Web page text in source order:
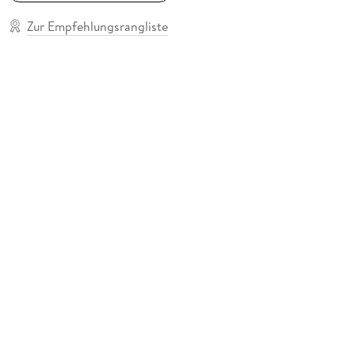
Zur Empfehlungsrangliste